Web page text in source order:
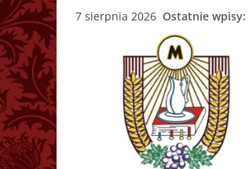
Przejdź
do
treści
7 sierpnia 2026 Ostatnie wpisy: